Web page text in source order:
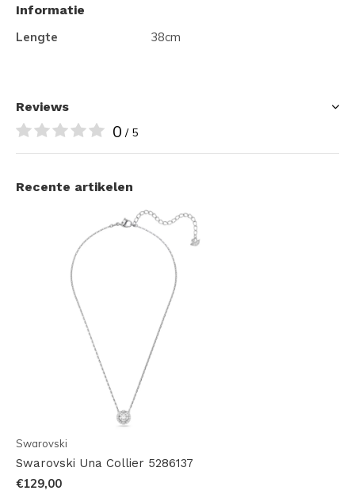
Informatie
Lengte
38cm
Reviews
0 / 5
Recente artikelen
Swarovski
Swarovski Una Collier 5286137
€129,00